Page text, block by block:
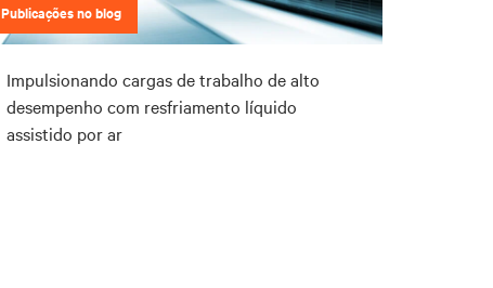
Publicações no blog
Impulsionando cargas de trabalho de alto
desempenho com resfriamento líquido
assistido por ar